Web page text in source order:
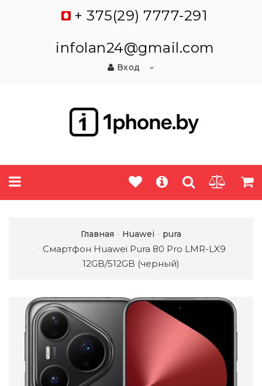
+ 375(29) 7777-291
infolan24@gmail.com
Вход
Главная Huawei pura
Смартфон Huawei Pura 80 Pro LMR-LX9
12GB/512GB (черный)